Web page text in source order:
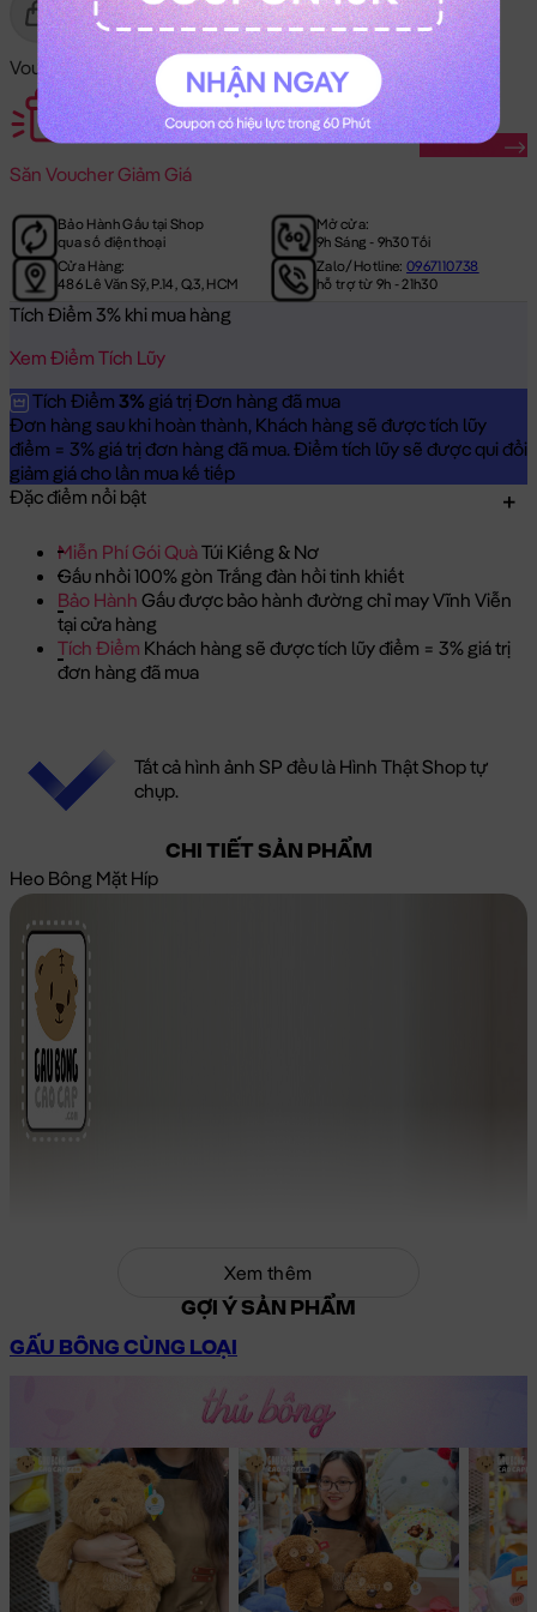
Gửi Tặng Mua Ngay
Voucher Mã Khuyến Mãi:
Săn Voucher Giảm Giá
Săn Ngay
Bảo Hành Gấu tại Shop
qua số điện thoại
Mở cửa:
9h Sáng - 9h30 Tối
Cửa Hàng:
486 Lê Văn Sỹ, P.14, Q.3, HCM
Zalo/Hotline:0967110738
hỗ trợ từ 9h - 21h30
Tích Điểm 3% khi mua hàng
Xem Điểm Tích Lũy
Tích Điểm 3% giá trị Đơn hàng đã mua
Đơn hàng sau khi hoàn thành, Khách hàng sẽ được tích lũy
điểm = 3% giá trị đơn hàng đã mua. Điểm tích lũy sẽ được qui đổi
giảm giá cho lần mua kế tiếp
Đặc điểm nổi bật
Miễn Phí Gói QuàTúi Kiếng & Nơ
Gấu nhồi 100% gòn Trắng đàn hồi tinh khiết
Bảo Hành Gấu được bảo hành đường chỉ may Vĩnh Viễn
tại cửa hàng
Tích Điểm Khách hàng sẽ được tích lũy điểm = 3% giá trị
đơn hàng đã mua
Tất cả hình ảnh SP đều là Hình Thật Shop tự
chụp.
CHI TIẾT SẢN PHẨM
Heo Bông Mặt Híp
Xem thêm
GỢI Ý SẢN PHẨM
GẤU BÔNG CÙNG LOẠI